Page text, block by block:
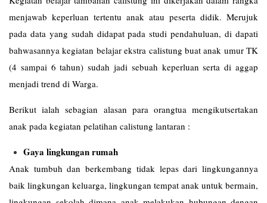
menjawab keperluan tertentu anak atau peserta didik. Merujuk
pada data yang sudah didapat pada studi pendahuluan, di dapati
bahwasannya kegiatan belajar ekstra calistung buat anak umur TK
(4 sampai 6 tahun) sudah jadi sebuah keperluan serta di aggap
menjadi trend di Warga.
Berikut ialah sebagian alasan para orangtua mengikutsertakan
anak pada kegiatan pelatihan calistung lantaran :
Gaya lingkungan rumah
Anak tumbuh dan berkembang tidak lepas dari lingkungannya
baik lingkungan keluarga, lingkungan tempat anak untuk bermain,